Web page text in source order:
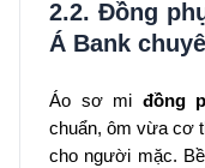
2.2. Đồng
Á Bank
Áo sơ mi đồng
chuẩn, ôm vừa cơ
cho người mặc.